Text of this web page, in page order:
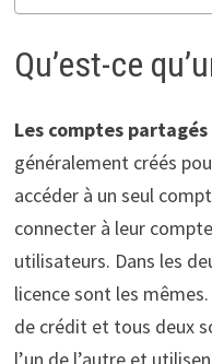
Qu’est-ce
Les comptes
généralement créés
accéder à un seul
connecter à leur
utilisateurs. Dans les
licence sont les
de crédit et tous deux